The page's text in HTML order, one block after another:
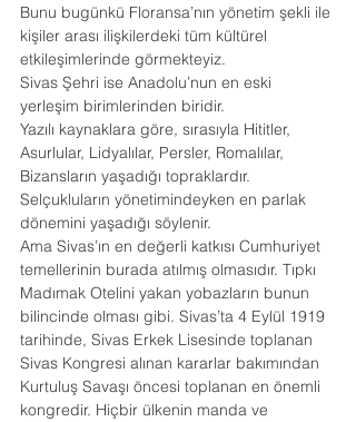
Bunu bugünkü Floransa’nın yönetim şekli ile
kişiler arası ilişkilerdeki tüm kültürel
etkileşimlerinde görmekteyiz.
Sivas Şehri ise Anadolu’nun en eski
yerleşim birimlerinden biridir.
Yazılı kaynaklara göre, sırasıyla Hititler,
Asurlular, Lidyalılar, Persler, Romalılar,
Bizansların yaşadığı topraklardır.
Selçukluların yönetimindeyken en parlak
dönemini yaşadığı söylenir.
Ama Sivas’ın en değerli katkısı Cumhuriyet
temellerinin burada atılmış olmasıdır. Tıpkı
Madımak Otelini yakan yobazların bunun
bilincinde olması gibi. Sivas’ta 4 Eylül 1919
tarihinde, Sivas Erkek Lisesinde toplanan
Sivas Kongresi alınan kararlar bakımından
Kurtuluş Savaşı öncesi toplanan en önemli
kongredir. Hiçbir ülkenin manda ve